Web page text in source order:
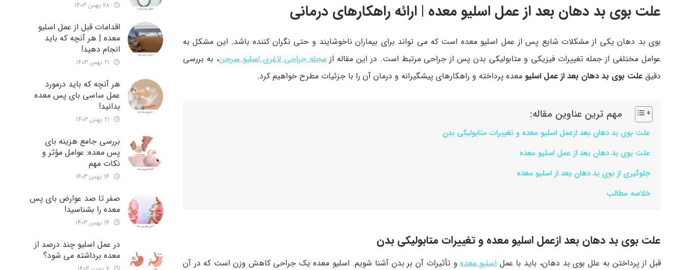
علت بوی بد دهان بعد از عمل اسلیو معده | ارائه راهکارهای درمانی
بوی بد دهان یکی از مشکلات شایع پس از عمل اسلیو معده است که می تواند برای بیماران ناخوشایند و حتی نگران کننده باشد. این مشکل به
عوامل مختلفی از جمله تغییرات فیزیکی و متابولیکی بدن پس از جراحی مرتبط است. در این مقاله ازمجله جراحی لاغری اسلیو سرجن، به بررسی
دقیق علت بوی بد دهان بعد از عمل اسلیو معده پرداخته و راهکارهای پیشگیرانه و درمان آن را با جزئیات مطرح خواهیم کرد.
مهم ترین عناوین مقاله:
علت بوی بد دهان بعد ازعمل اسلیو معده و تغییرات متابولیکی بدن
علت بوی بد دهان بعد از عمل اسلیو معده
جلوگیری از بوی بد دهان بعد از اسلیو معده
خلاصه مطالب
علت بوی بد دهان بعد ازعمل اسلیو معده و تغییرات متابولیکی بدن
قبل از پرداختن به علل بوی بد دهان، باید با عمل اسلیو معدهو تأثیرات آن بر بدن آشنا شویم. اسلیو معده یک جراحی کاهش وزن است که در آن
اقدامات قبل از عمل اسلیو
معده | هر آنچه که باید
انجام دهید!
هر آنچه که باید درمورد
عمل ساسی بای پس معده
بدانید!
بررسی جامع هزینه‌ بای
پس معده: عوامل مؤثر و
نکات مهم
صفر تا صد عوارض بای پس
معده را بشناسید!
در عمل اسلیو چند درصد از
معده برداشته می شود؟